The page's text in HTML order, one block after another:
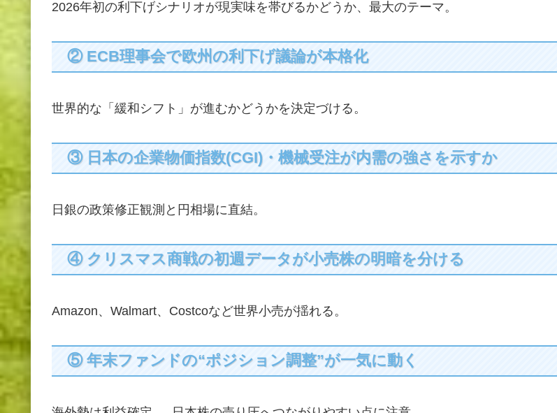
2026年初の利下げシナリオが現実味を帯びるかどうか、最大のテーマ。
② ECB理事会で欧州の利下げ議論が本格化
世界的な「緩和シフト」が進むかどうかを決定づける。
③ 日本の企業物価指数(CGI)・機械受注が内需の強さを示すか
日銀の政策修正観測と円相場に直結。
④ クリスマス商戦の初週データが小売株の明暗を分ける
Amazon、Walmart、Costcoなど世界小売が揺れる。
⑤ 年末ファンドの“ポジション調整”が一気に動く